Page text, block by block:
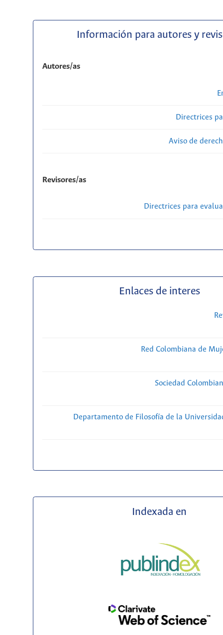
Información para autores y
Autores/as
Directrices
Aviso de
Revisores/as
Directrices para
Enlaces de interes
Red Colombiana de
Sociedad
Departamento de Filosofía de la
Indexada en